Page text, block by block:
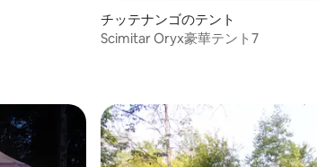
チッテナンゴのテント
Scimitar Oryx豪華テント7